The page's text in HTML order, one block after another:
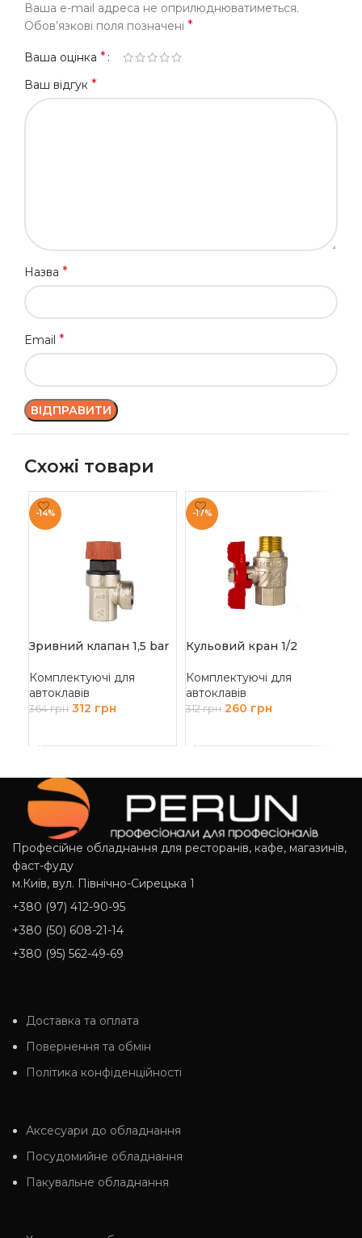
Ваша e-mail адреса не оприлюднюватиметься.
Обов’язкові поля позначені *
Ваша оцінка *
Ваш відгук *
Назва *
Email *
Схожі товари
-14%
Зривний клапан 1,5 bar
Комплектуючі для
автоклавів
364грн 312 грн
-17%
Кульовий кран 1/2
Комплектуючі для
автоклавів
312грн 260 грн
Професійне обладнання для ресторанів, кафе, магазинів,
фаст-фуду
м.Київ, вул. Північно-Сирецька 1
+380 (97) 412-90-95
+380 (50) 608-21-14
+380 (95) 562-49-69
Доставка та оплата
Повернення та обмін
Політика конфіденційності
Аксесуари до обладнання
Посудомийне обладнання
Пакувальне обладнання